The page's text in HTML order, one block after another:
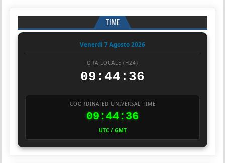
TIME
Venerdì 7 Agosto 2026
ORA LOCALE (H24)
09:44:37
COORDINATED UNIVERSAL TIME
09:44:37
UTC / GMT